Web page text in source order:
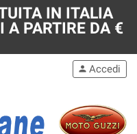
IN ITALIA
A PARTIRE DA €
person Accedi